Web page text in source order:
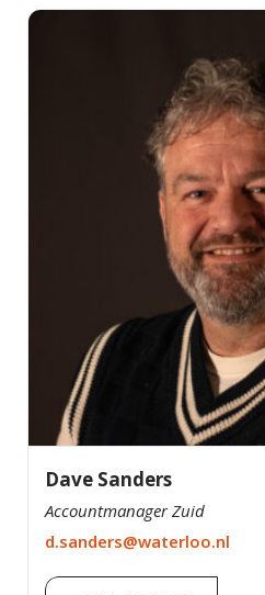
Dave Sanders
Accountmanager Zuid
d.sanders@waterloo.nl